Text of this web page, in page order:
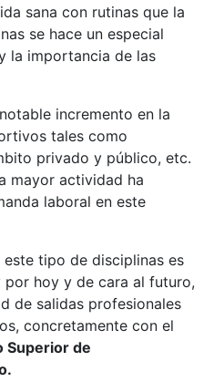
sana con rutinas que la
se hace un especial
la importancia de las
incremento en la
tales como
privado y público, etc.
mayor actividad ha
laboral en este
tipo de disciplinas es
hoy y de cara al futuro,
de salidas profesionales
concretamente con el
Superior de